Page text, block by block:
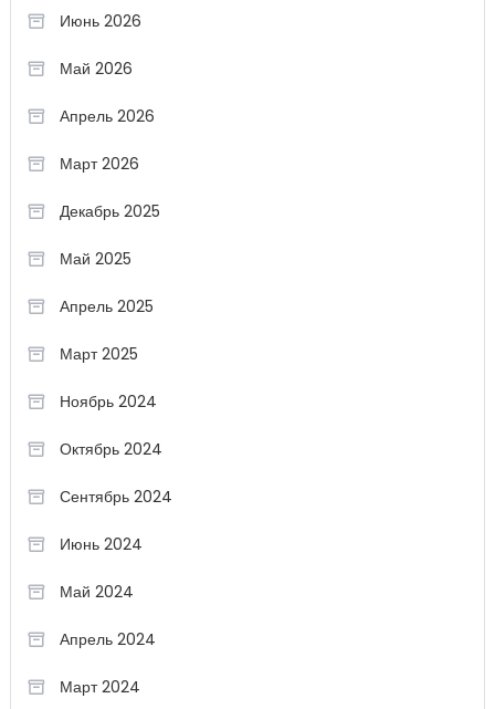
Июнь 2026
Май 2026
Апрель 2026
Март 2026
Декабрь 2025
Май 2025
Апрель 2025
Март 2025
Ноябрь 2024
Октябрь 2024
Сентябрь 2024
Июнь 2024
Май 2024
Апрель 2024
Март 2024